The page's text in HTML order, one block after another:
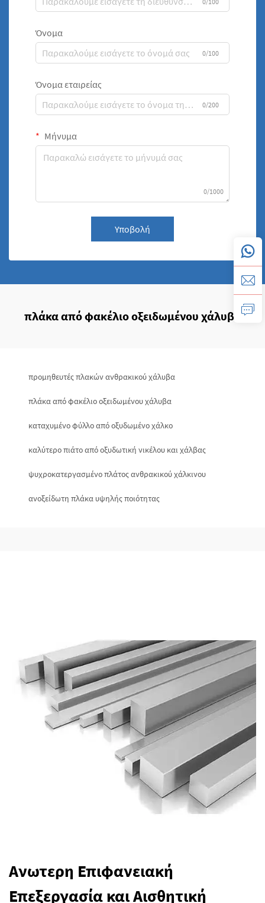
Όνομα
0/100
Όνομα εταιρείας
0/200
Μήνυμα
0/1000
Υποβολή
πλάκα από φακέλιο οξειδωμένου χάλυβα
προμηθευτές πλακών ανθρακικού χάλυβα
πλάκα από φακέλιο οξειδωμένου χάλυβα
καταχυμένο φύλλο από οξυδωμένο χάλκο
καλύτερο πιάτο από οξυδωτική νικέλου και χάλβας
ψυχροκατεργασμένο πλάτος ανθρακικού χάλκινου
ανοξείδωτη πλάκα υψηλής ποιότητας
Ανωτερη Επιφανειακή
Επεξεργασία και Αισθητική